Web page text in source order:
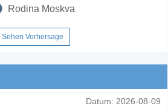
Rodina Moskva
Sehen Vorhersage
Datum: 2026-08-09